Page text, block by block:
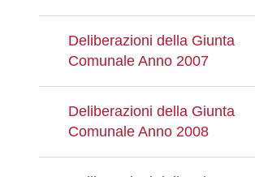
Deliberazioni della Giunta
Comunale Anno 2007
Deliberazioni della Giunta
Comunale Anno 2008